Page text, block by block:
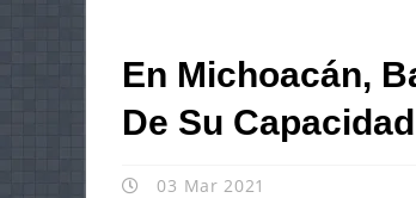
En Michoacán,
De Su Capacidad
03 Mar 2021